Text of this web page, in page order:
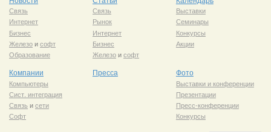
Связь
Интернет
Бизнес
Железоисофт
Образование
Связь
Рынок
Интернет
Бизнес
Железоисофт
Выставки
Семинары
Конкурсы
Акции
Компании
Компьютеры
Сист. интеграция
Связь исети
Софт
Пресса Фото
Выставки и конференции
Презентации
Пресс-конференции
Конкурсы